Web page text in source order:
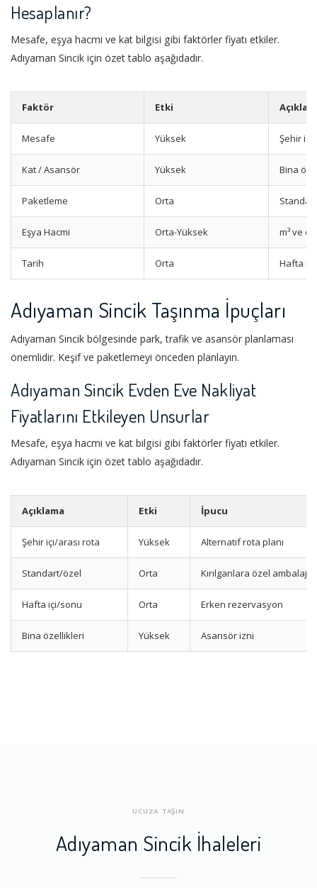
Hesaplanır?
Mesafe, eşya hacmi ve kat bilgisi gibi faktörler fiyatı etkiler.
Adıyaman Sincik için özet tablo aşağıdadır.
Faktör Etki
Mesafe Yüksek Şehir
Kat / Asansör Yüksek Bina
Paketleme Orta
Eşya Hacmi Orta-Yüksek m³ ve
Tarih Orta Hafta
Adıyaman Sincik Taşınma İpuçları
Adıyaman Sincik bölgesinde park, trafik ve asansör planlaması
önemlidir. Keşif ve paketlemeyi önceden planlayın.
Adıyaman Sincik Evden Eve Nakliyat
Fiyatlarını Etkileyen Unsurlar
Mesafe, eşya hacmi ve kat bilgisi gibi faktörler fiyatı etkiler.
Adıyaman Sincik için özet tablo aşağıdadır.
Açıklama Etki İpucu
Şehir içi/arası rota Yüksek Alternatif rota planı
Standart/özel Orta Kırılganlara özel ambalaj
Hafta içi/sonu Orta Erken rezervasyon
Bina özellikleri Yüksek Asansör izni
UCUZA TAŞIN
Adıyaman Sincik İhaleleri